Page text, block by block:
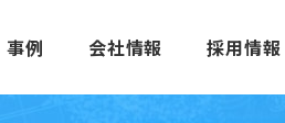
事例 会社情報 採用情報